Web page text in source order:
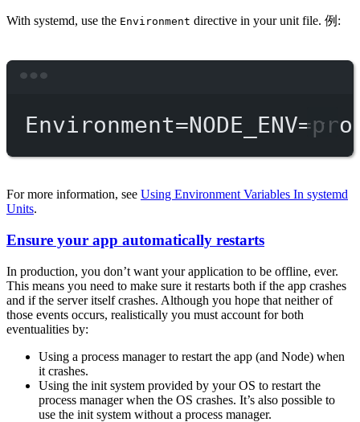
With systemd, use the Environment directive in your unit file. 例:
Environment=NODE_ENV=
For more information, see Using Environment Variables In systemd
Units.
Ensure your app automatically restarts
In production, you don’t want your application to be offline, ever.
This means you need to make sure it restarts both if the app crashes
and if the server itself crashes. Although you hope that neither of
those events occurs, realistically you must account for both
eventualities by:
Using a process manager to restart the app (and Node) when
it crashes.
Using the init system provided by your OS to restart the
process manager when the OS crashes. It’s also possible to
use the init system without a process manager.